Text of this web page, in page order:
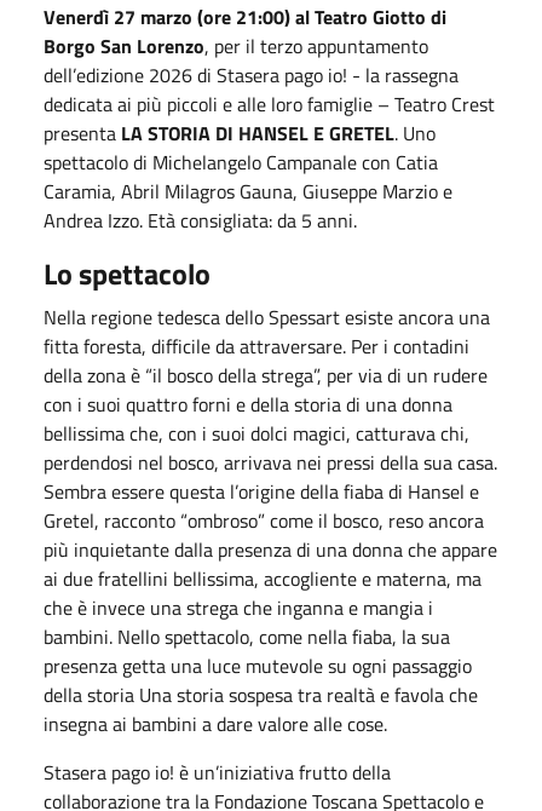
Venerdì 27 marzo (ore 21:00) al Teatro Giotto di
Borgo San Lorenzo, per il terzo appuntamento
dell’edizione 2026 di Stasera pago io! - la rassegna
dedicata ai più piccoli e alle loro famiglie – Teatro Crest
presenta LA STORIA DI HANSEL E GRETEL. Uno
spettacolo di Michelangelo Campanale con Catia
Caramia, Abril Milagros Gauna, Giuseppe Marzio e
Andrea Izzo. Età consigliata: da 5 anni.
Lo spettacolo
Nella regione tedesca dello Spessart esiste ancora una
fitta foresta, difficile da attraversare. Per i contadini
della zona è “il bosco della strega”, per via di un rudere
con i suoi quattro forni e della storia di una donna
bellissima che, con i suoi dolci magici, catturava chi,
perdendosi nel bosco, arrivava nei pressi della sua casa.
Sembra essere questa l’origine della fiaba di Hansel e
Gretel, racconto “ombroso” come il bosco, reso ancora
più inquietante dalla presenza di una donna che appare
ai due fratellini bellissima, accogliente e materna, ma
che è invece una strega che inganna e mangia i
bambini. Nello spettacolo, come nella fiaba, la sua
presenza getta una luce mutevole su ogni passaggio
della storia Una storia sospesa tra realtà e favola che
insegna ai bambini a dare valore alle cose.
Stasera pago io! è un’iniziativa frutto della
collaborazione tra la Fondazione Toscana Spettacolo e